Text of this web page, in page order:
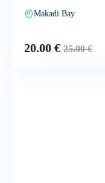
Makadi Bay
20.00 € 25.00€